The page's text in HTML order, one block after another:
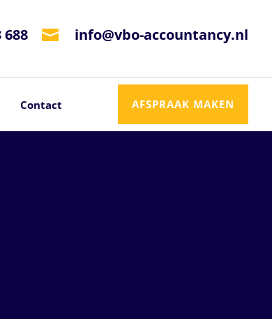
688  info@vbo-accountancy.nl
Contact AFSPRAAK MAKEN